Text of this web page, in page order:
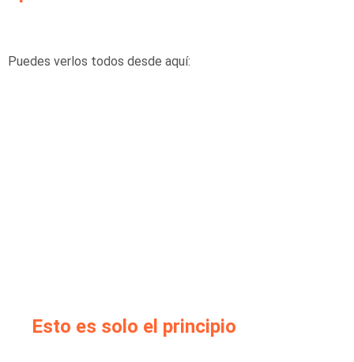
Puedes verlos todos desde aquí:
Esto es solo el principio